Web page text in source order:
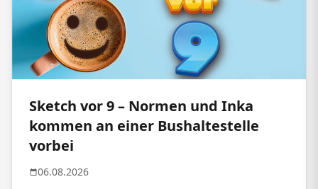
Sketch vor 9 – Normen und Inka
kommen an einer Bushaltestelle
vorbei
06.08.2026